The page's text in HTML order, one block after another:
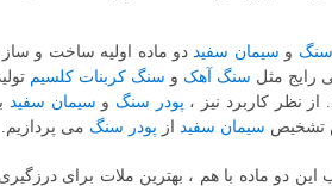
سنگ و سیمان سفید دو ماده اولیه ساخت و
رایج مثل سنگ آهک و سنگ کربنات کلسیم
از نظر کاربرد نیز ، پودر سنگ و سیمان سفید
تشخیص سیمان سفید از پودر سنگ می پردازیم.
این دو ماده با هم ، بهترین ملات برای